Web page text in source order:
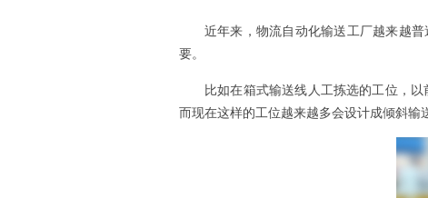
近年来，物流自动化输送工厂越来越
要。
比如在箱式输送线人工拣选的工位，
而现在这样的工位越来越多会设计成倾斜输